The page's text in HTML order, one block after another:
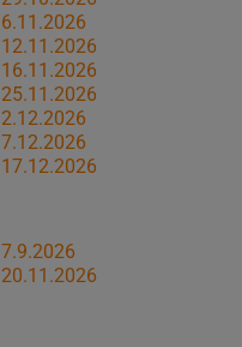
6.11.2026
12.11.2026
16.11.2026
25.11.2026
2.12.2026
7.12.2026
17.12.2026
7.9.2026
20.11.2026